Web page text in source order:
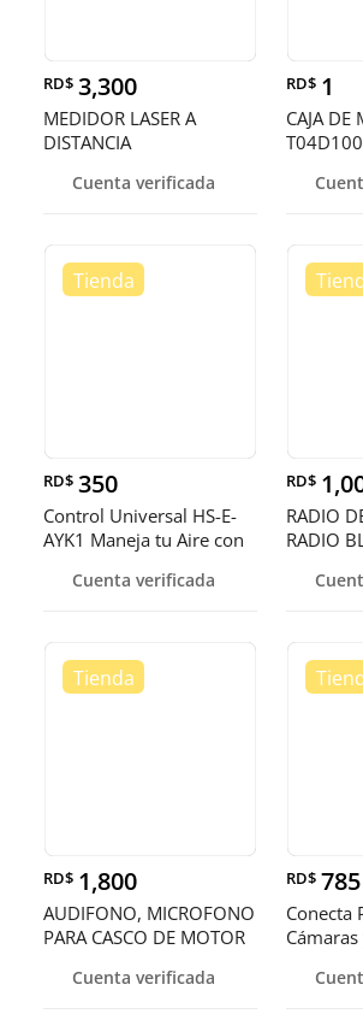
RD$ 3,300
MEDIDOR LASER A
DISTANCIA
Cuenta verificada
RD$ 1
CAJA DE
T04D100
L4160
RD$ 350
Control Universal HS-E-
AYK1 Maneja tu Aire con
Cuenta verificada
RD$
RADIO
RADIO
RD$ 1,800
AUDIFONO, MICROFONO
PARA CASCO DE MOTOR
Cuenta verificada
RD$ 785
Conecta